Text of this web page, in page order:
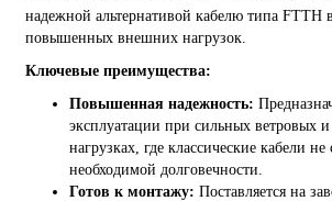
надежной альтернативой кабелю типа FTTH
повышенных внешних нагрузок.
Ключевые преимущества:
Повышенная надежность:
эксплуатации при сильных ветровых
нагрузках, где классические кабели
необходимой долговечности.
Готов к монтажу: Поставляется на